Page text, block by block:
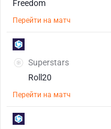
Перейти на матч
Superstars
Roll20
Перейти на матч